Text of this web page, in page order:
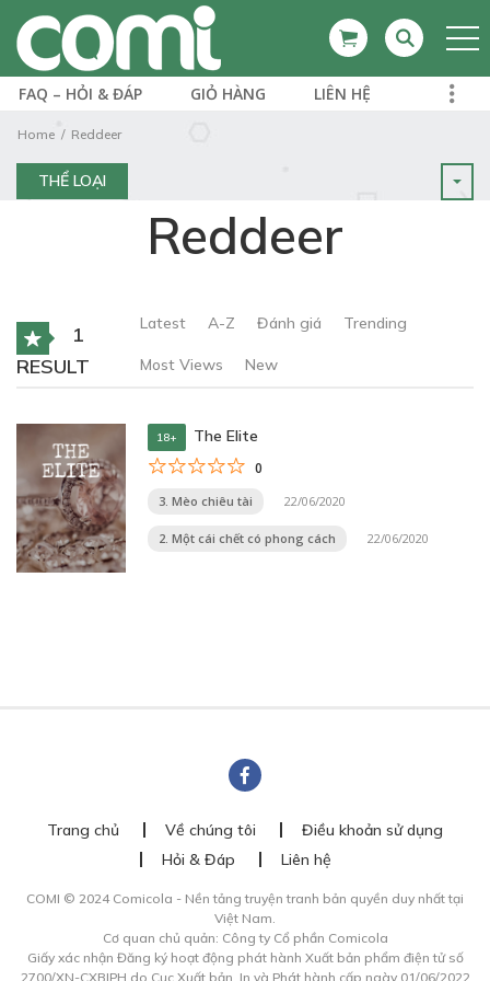
FAQ – HỎI & ĐÁP GIỎ HÀNG LIÊN HỆ
Home Reddeer
THỂ LOẠI
Reddeer
1
RESULT
Latest A-Z Đánh giá Trending
Most Views New
18+ The Elite
0
3. Mèo chiêu tài 22/06/2020
2. Một cái chết có phong cách 22/06/2020
Trang chủ Về chúng tôi
Điều khoản sử dụng
Hỏi & Đáp
Liên hệ
COMI © 2024 Comicola - Nền tảng truyện tranh bản quyền duy nhất tại
Việt Nam.
Cơ quan chủ quản: Công ty Cổ phần Comicola
Giấy xác nhận Đăng ký hoạt động phát hành Xuất bản phẩm điện tử số
2700/XN-CXBIPH do Cục Xuất bản, In và Phát hành cấp ngày 01/06/2022